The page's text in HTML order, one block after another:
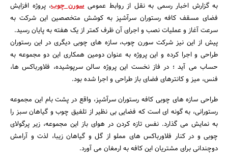
جستجو
به گزارش اخبار رسمی به نقل از روابط عمومیسورن چوب، پروژه افزایش
فضای مسقف کافه رستوران سرآشپز به کوشش متخصصین این شرکت به
سرعت آغاز و عملیات نصب و اجرای آن ظرف کمتر از یک هفته به پایان رسید.
پیش از این نیز شرکت سورن چوب، سازه های چوبی دیگری در این رستوران
طراحی و اجرا کرده و این پروژه به عنوان دومین همکاری این دو مجموعه به
حساب می آید ؛ در فاز نخست این پروژه سالن سرپوشیده، فلاورباکس ها،
فنس، میز و کانترهای فضای باز طراحی و اجرا شده بود.
طراحی سازه های چوبی کافه رستوران سرآشپز، واقع در پشت بام این مجموعه
رستورانی، به گونه ای است که فضایی بی نظیر از تلفیق چوب و گیاهان سبز را
به نمایش می گذارد. نفس تازه کردن در هوای باز این مجموعه، زیر پرگولای
چوبی و در کنار فلاورباکس های مملو از گل و گیاهان زیبا، لذت و آرامش
دوچندانی برای مشتریان این کافه به ارمغان می آورد.